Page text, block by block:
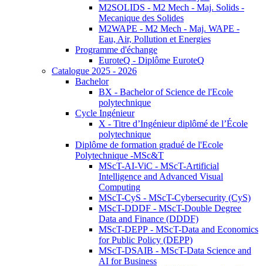
M2SOLIDS - M2 Mech - Maj. Solids -
Mecanique des Solides
M2WAPE - M2 Mech - Maj. WAPE -
Eau, Air, Pollution et Energies
Programme d'échange
EuroteQ - Diplôme EuroteQ
Catalogue 2025 - 2026
Bachelor
BX - Bachelor of Science de l'Ecole
polytechnique
Cycle Ingénieur
X - Titre d’Ingénieur diplômé de l’École
polytechnique
Diplôme de formation gradué de l'Ecole
Polytechnique -MSc&T
MScT-AI-ViC - MScT-Artificial
Intelligence and Advanced Visual
Computing
MScT-CyS - MScT-Cybersecurity (CyS)
MScT-DDDF - MScT-Double Degree
Data and Finance (DDDF)
MScT-DEPP - MScT-Data and Economics
for Public Policy (DEPP)
MScT-DSAIB - MScT-Data Science and
AI for Business